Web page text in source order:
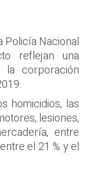
Policía Nacional
reflejan una
corporación
homicidios, las
lesiones,
entre
el 21 % y el